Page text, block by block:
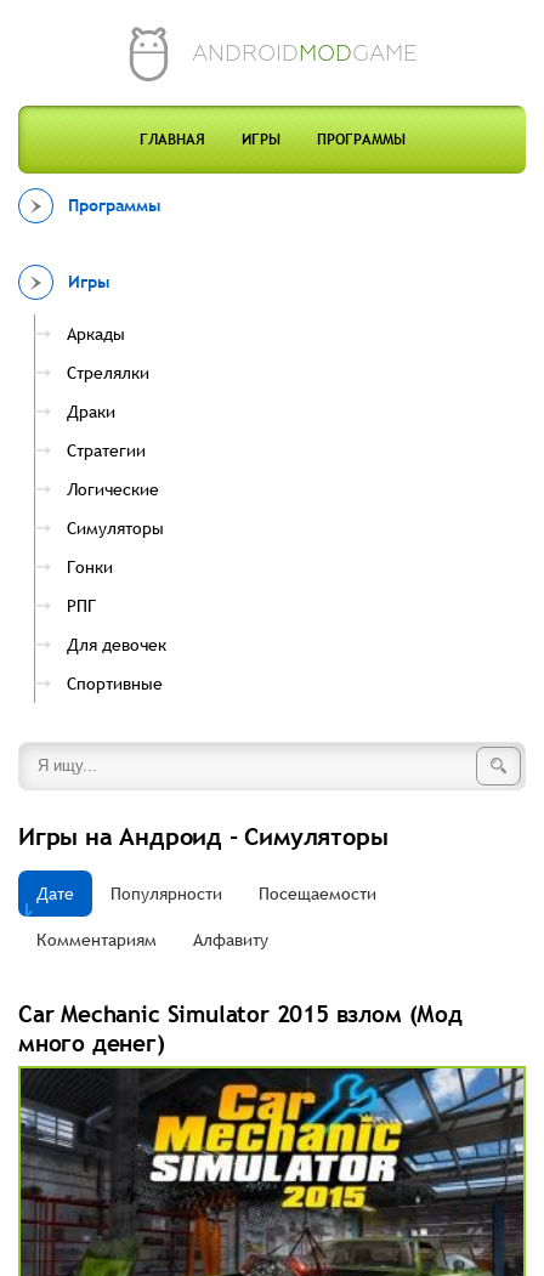
ANDROIDMODGAME
ГЛАВНАЯ ИГРЫ ПРОГРАММЫ
Программы
Игры
Аркады
Стрелялки
Драки
Стратегии
Логические
Симуляторы
Гонки
РПГ
Для девочек
Спортивные
Игры на Андроид - Симуляторы
Дате Популярности Посещаемости
Комментариям Алфавиту
Car Mechanic Simulator 2015 взлом (Мод
много денег)